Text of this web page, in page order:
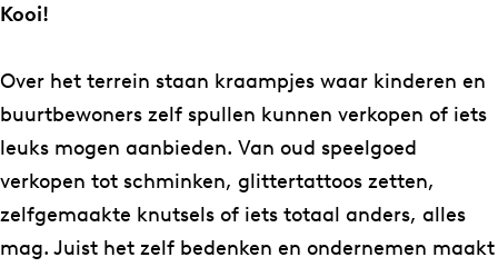
r
a
d
e
r
i
r
b
r
a
d
e
e
r
b
r
a
d
e
r
b
r
a
d
Kooi!
Over het terrein staan kraampjes waar kinderen en
buurtbewoners zelf spullen kunnen verkopen of iets
leuks mogen aanbieden. Van oud speelgoed
verkopen tot schminken, glittertattoos zetten,
zelfgemaakte knutsels of iets totaal anders, alles
mag. Juist het zelf bedenken en ondernemen maakt